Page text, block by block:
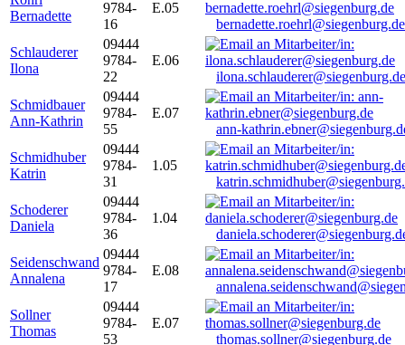
Bernadette
9784-
16
E.05
bernadette.roehrl@siegenburg.de
Schlauderer
Ilona
09444
9784-
22
E.06
ilona.schlauderer@siegenburg.de
Schmidbauer
Ann-Kathrin
09444
9784-
55
E.07
ann-
Schmidhuber
Katrin
09444
9784-
31
1.05
Schoderer
Daniela
09444
9784-
36
1.04
Seidenschwand
Annalena
09444
9784-
17
E.08
Sollner
Thomas
09444
9784-
53
E.07
thomas.sollner@siegenburg.de